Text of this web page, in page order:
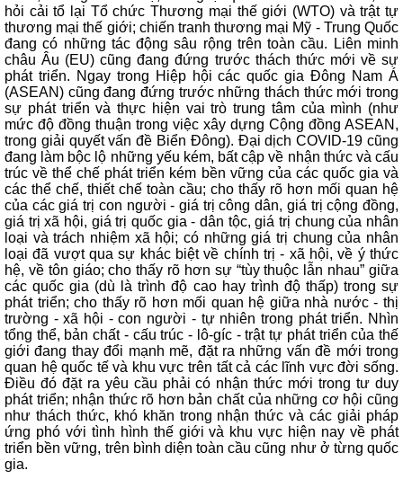
hỏi cải tổ lại Tổ chức Thương mại thế giới (WTO) và trật tự
thương mại thế giới; chiến tranh thương mại Mỹ - Trung Quốc
đang có những tác động sâu rộng trên toàn cầu. Liên minh
châu Âu (EU) cũng đang đứng trước thách thức mới về sự
phát triển. Ngay trong Hiệp hội các quốc gia Đông Nam Á
(ASEAN) cũng đang đứng trước những thách thức mới trong
sự phát triển và thực hiện vai trò trung tâm của mình (như
mức độ đồng thuận trong việc xây dựng Cộng đồng ASEAN,
trong giải quyết vấn đề Biển Đông). Đại dịch COVID-19 cũng
đang làm bộc lộ những yếu kém, bất cập về nhận thức và cấu
trúc về thể chế phát triển kém bền vững của các quốc gia và
các thể chế, thiết chế toàn cầu; cho thấy rõ hơn mối quan hệ
của các giá trị con người - giá trị công dân, giá trị cộng đồng,
giá trị xã hội, giá trị quốc gia - dân tộc, giá trị chung của nhân
loại và trách nhiệm xã hội; có những giá trị chung của nhân
loại đã vượt qua sự khác biệt về chính trị - xã hội, về ý thức
hệ, về tôn giáo; cho thấy rõ hơn sự “tùy thuộc lẫn nhau” giữa
các quốc gia (dù là trình độ cao hay trình độ thấp) trong sự
phát triển; cho thấy rõ hơn mối quan hệ giữa nhà nước - thị
trường - xã hội - con người - tự nhiên trong phát triển. Nhìn
tổng thể, bản chất - cấu trúc - lô-gíc - trật tự phát triển của thế
giới đang thay đổi mạnh mẽ, đặt ra những vấn đề mới trong
quan hệ quốc tế và khu vực trên tất cả các lĩnh vực đời sống.
Điều đó đặt ra yêu cầu phải có nhận thức mới trong tư duy
phát triển; nhận thức rõ hơn bản chất của những cơ hội cũng
như thách thức, khó khăn trong nhận thức và các giải pháp
ứng phó với tình hình thế giới và khu vực hiện nay về phát
triển bền vững, trên bình diện toàn cầu cũng như ở từng quốc
gia.